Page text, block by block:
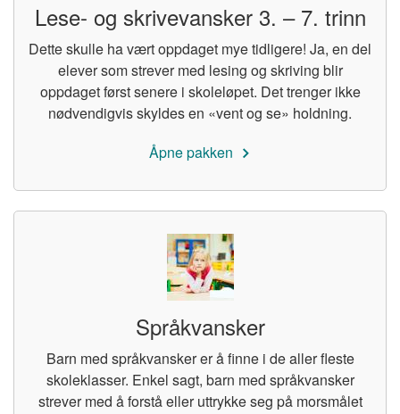
Lese- og skrivevansker 3. – 7. trinn
Dette skulle ha vært oppdaget mye tidligere! Ja, en del
elever som strever med lesing og skriving blir
oppdaget først senere i skoleløpet. Det trenger ikke
nødvendigvis skyldes en «vent og se» holdning.
Åpne pakken
Språkvansker
Barn med språkvansker er å finne i de aller fleste
skoleklasser. Enkel sagt, barn med språkvansker
strever med å forstå eller uttrykke seg på morsmålet